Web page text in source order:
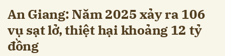
An Giang: Năm 2025 xảy ra 106
vụ sạt lở, thiệt hại khoảng 12 tỷ
đồng